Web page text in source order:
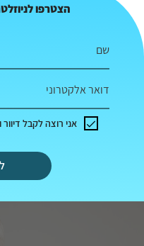
הצטרפו
שם
דואר אלקטרוני
אני רוצה לקבל